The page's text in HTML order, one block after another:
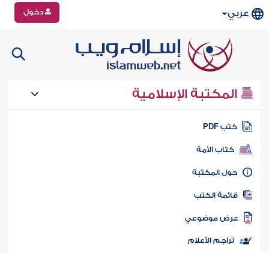
عربي دخول
المكتبة الإسلامية
كتب PDF
كتاب الأمة
المكتبة
الكتب
موضوعي